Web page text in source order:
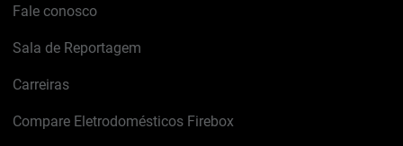
Fale conosco
Sala de Reportagem
Carreiras
Compare Eletrodomésticos Firebox